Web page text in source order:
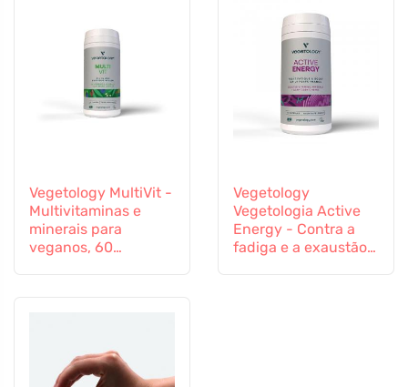
Vegetology MultiVit -
Multivitaminas e
minerais para
veganos, 60
Vegetology
Vegetologia Active
Energy - Contra a
fadiga e a exaustão,